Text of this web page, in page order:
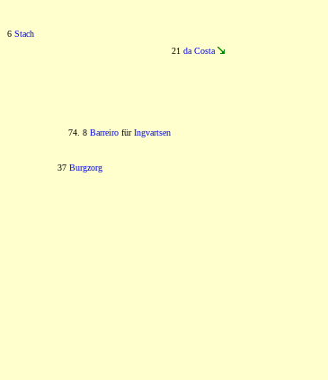
6 Stach
21 da Costa
74. 8 Barreiro fürIngvartsen
37 Burgzorg